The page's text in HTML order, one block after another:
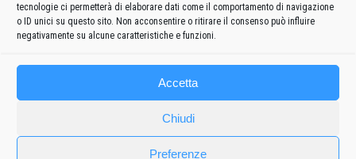
tecnologie ci permetterà di elaborare dati come il comportamento di navigazione
o ID unici su questo sito. Non acconsentire o ritirare il consenso può influire
negativamente su alcune caratteristiche e funzioni.
Accetta
Chiudi
Preferenze
e l’Aeronautica Militare